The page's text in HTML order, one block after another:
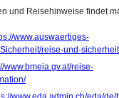
und Reisehinweise findet
www.auswaertiges-
reise-und-
www.bmeia.gv.at/reise-